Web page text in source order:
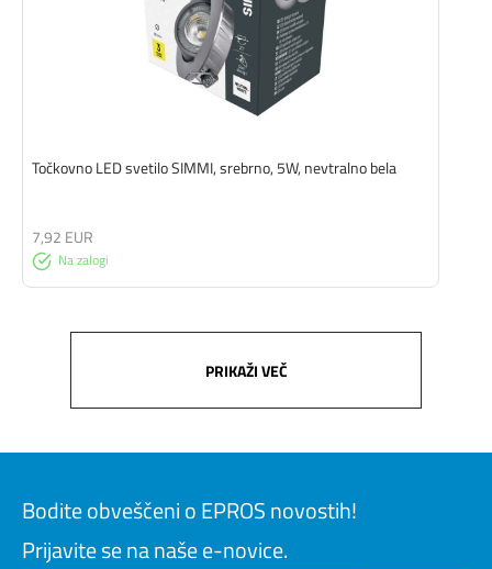
Točkovno LED svetilo SIMMI, srebrno, 5W, nevtralno bela
Na zalogi
7,92 EUR
PRIKAŽI VEČ
Bodite obveščeni o EPROS novostih!
Prijavite se na naše e-novice.